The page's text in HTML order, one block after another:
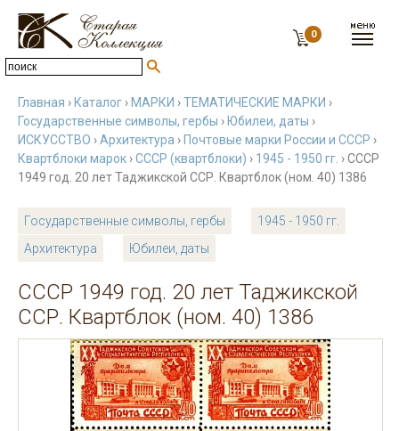
0
Главная › Каталог › МАРКИ ›ТЕМАТИЧЕСКИЕ МАРКИ ›
Государственные символы, гербы › Юбилеи, даты ›
ИСКУССТВО ›Архитектура › Почтовые марки России и СССР ›
Квартблоки марок ›СССР (квартблоки) › 1945 - 1950 гг. › СССР
1949 год. 20 лет Таджикской ССР. Квартблок (ном. 40) 1386
Государственные символы, гербы
1945 - 1950 гг.
Архитектура
Юбилеи, даты
СССР 1949 год. 20 лет Таджикской
ССР. Квартблок (ном. 40) 1386